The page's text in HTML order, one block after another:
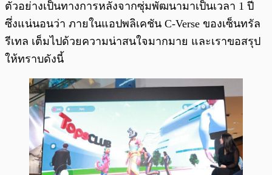
ตัวอย่างเป็นทางการหลังจากซุ่มพัฒนามาเป็นเวลา 1 ปี
ซึ่งแน่นอนว่า ภายในแอปพลิเคชัน C-Verse ของเซ็นทรัล
รีเทล เต็มไปด้วยความน่าสนใจมากมาย และเราขอสรุป
ให้ทราบดังนี้